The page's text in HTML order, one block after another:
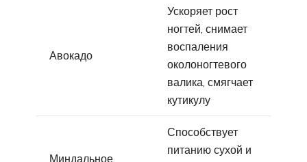
Авокадо
Ускоряет рост
ногтей, снимает
воспаления
околоногтевого
валика, смягчает
кутикулу
Миндальное
Способствует
питанию сухой и